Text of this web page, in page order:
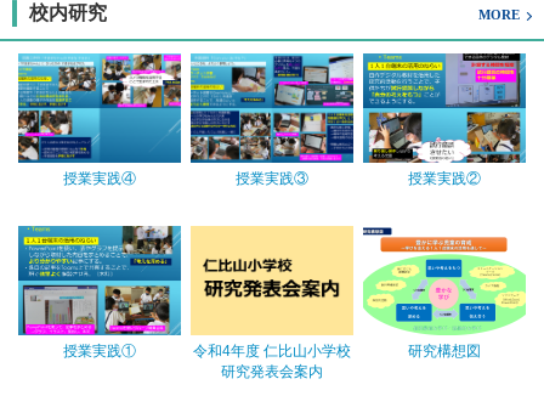
校内研究 MORE
授業実践④ 授業実践③ 授業実践②
授業実践①
令和4年度 仁比山小学校
研究発表会案内
研究構想図